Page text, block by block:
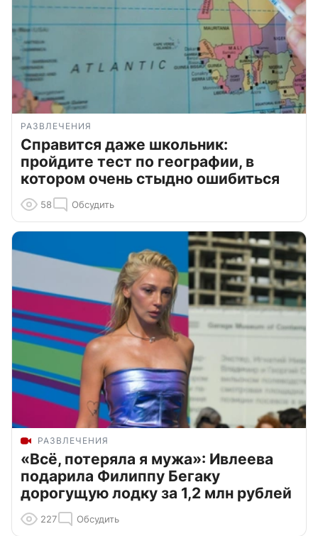
РАЗВЛЕЧЕНИЯ
Справится даже школьник:
пройдите тест по географии, в
котором очень стыдно ошибиться
58 Обсудить
РАЗВЛЕЧЕНИЯ
«Всё, потеряла я мужа»: Ивлеева
подарила Филиппу Бегаку
дорогущую лодку за 1,2 млн рублей
227 Обсудить